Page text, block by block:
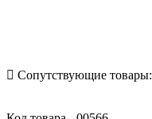
Сопутствующие товары: